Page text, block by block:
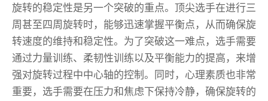
旋转的稳定性是另一个突破的重点。顶尖选手在进行三
周甚至四周旋转时，能够迅速掌握平衡点，从而确保旋
转速度的维持和稳定性。为了突破这一难点，选手需要
通过力量训练、柔韧性训练以及平衡能力的提高，来增
强对旋转过程中中心轴的控制。同时，心理素质也非常
重要，选手需要在压力和焦虑下保持冷静，确保旋转的